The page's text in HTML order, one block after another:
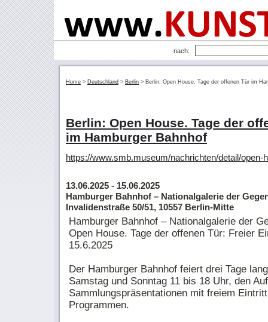
nach:
Home > Deutschland > Berlin > Berlin: Open House. Tage der offenen Tür im
Berlin: Open House. Tage der
im Hamburger Bahnhof
https://www.smb.museum/nachrichten/detail/open-
13.06.2025 - 15.06.2025
Hamburger Bahnhof – Nationalgalerie der
Invalidenstraße 50/51, 10557 Berlin-Mitte
Hamburger Bahnhof – Nationalgalerie der
Open House. Tage der offenen Tür: Freier
15.6.2025
Der Hamburger Bahnhof feiert drei Tage
Samstag und Sonntag 11 bis 18 Uhr, den
Sammlungspräsentationen mit freiem
Programmen.